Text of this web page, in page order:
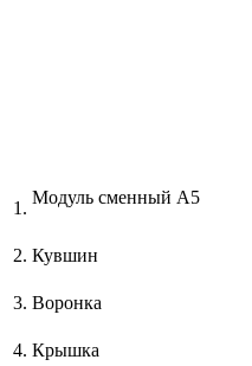
1.
Модуль
2. Кувшин
3. Воронка
4. Крышка